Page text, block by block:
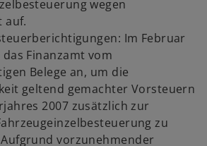
wegen
auf.
Im Februar
Finanzamt vom
Belege an, um die
geltend gemachter Vorsteuern
2007 zusätzlich zur
zu
vorzunehmender